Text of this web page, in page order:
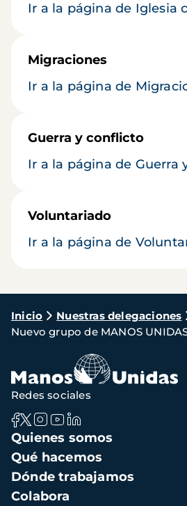
Ir a la página de Iglesia
Migraciones
Ir a la página de
Guerra y conflicto
Ir a la página de Guerra
Voluntariado
Ir a la página de
Ruta
de
navegación
Inicio Nuestras delegaciones
Nuevo grupo de MANOS
Navegación
principal
Quienes somos
Qué hacemos
Dónde trabajamos
Colabora
Redes sociales